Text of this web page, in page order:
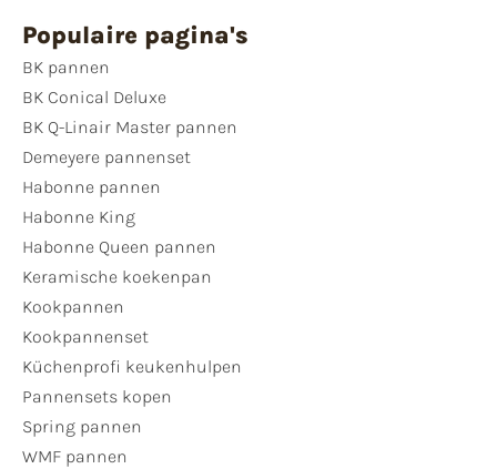
Populaire pagina's
BK pannen
BK Conical Deluxe
BK Q-Linair Master pannen
Demeyere pannenset
Habonne pannen
Habonne King
Habonne Queen pannen
Keramische koekenpan
Kookpannen
Kookpannenset
Küchenprofi keukenhulpen
Pannensets kopen
Spring pannen
WMF pannen